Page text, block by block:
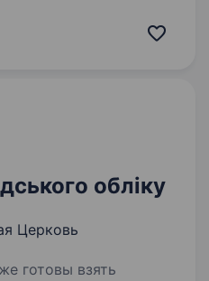
пропонуємо широкий
обліку
Церковь
готовы взять